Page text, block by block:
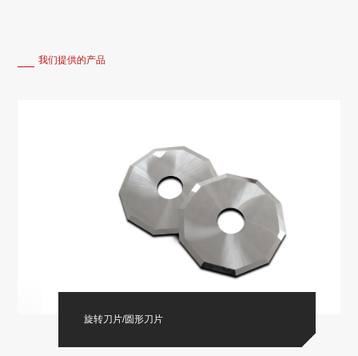
我们提供的产品
旋转刀片/圆形刀片